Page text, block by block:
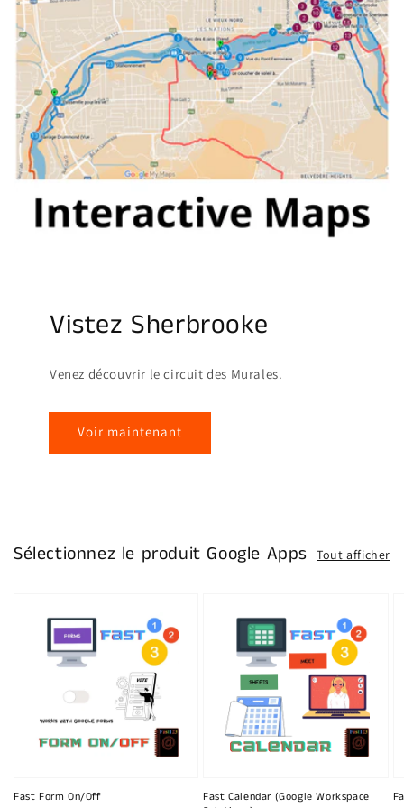
Vistez Sherbrooke
Venez découvrir le circuit des Murales.
Voir maintenant
Sélectionnez le produit Google Apps Tout afficher
Fast Form On/Off
Fast Calendar (Google Workspace